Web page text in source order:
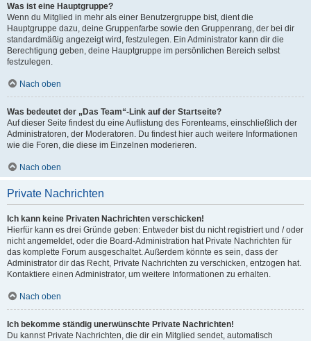
Was ist eine Hauptgruppe?
Wenn du Mitglied in mehr als einer Benutzergruppe bist, dient die
Hauptgruppe dazu, deine Gruppenfarbe sowie den Gruppenrang, der bei dir
standardmäßig angezeigt wird, festzulegen. Ein Administrator kann dir die
Berechtigung geben, deine Hauptgruppe im persönlichen Bereich selbst
festzulegen.
Nach oben
Was bedeutet der „Das Team“-Link auf der Startseite?
Auf dieser Seite findest du eine Auflistung des Forenteams, einschließlich der
Administratoren, der Moderatoren. Du findest hier auch weitere Informationen
wie die Foren, die diese im Einzelnen moderieren.
Nach oben
Private Nachrichten
Ich kann keine Privaten Nachrichten verschicken!
Hierfür kann es drei Gründe geben: Entweder bist du nicht registriert und / oder
nicht angemeldet, oder die Board-Administration hat Private Nachrichten für
das komplette Forum ausgeschaltet. Außerdem könnte es sein, dass der
Administrator dir das Recht, Private Nachrichten zu verschicken, entzogen hat.
Kontaktiere einen Administrator, um weitere Informationen zu erhalten.
Nach oben
Ich bekomme ständig unerwünschte Private Nachrichten!
Du kannst Private Nachrichten, die dir ein Mitglied sendet, automatisch